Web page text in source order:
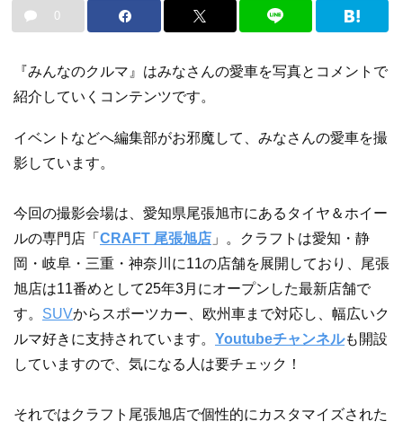
0
『みんなのクルマ』はみなさんの愛車を写真とコメントで
紹介していくコンテンツです。
イベントなどへ編集部がお邪魔して、みなさんの愛車を撮
影しています。
今回の撮影会場は、愛知県尾張旭市にあるタイヤ＆ホイー
ルの専門店「 CRAFT 尾張旭店 」。クラフトは愛知・静
岡・岐阜・三重・神奈川に11の店舗を展開しており、尾張
旭店は11番めとして25年3月にオープンした最新店舗で
す。 SUVからスポーツカー、欧州車まで対応し、幅広いク
ルマ好きに支持されています。 Youtubeチャンネルも開設
していますので、気になる人は要チェック！
それではクラフト尾張旭店で個性的にカスタマイズされた